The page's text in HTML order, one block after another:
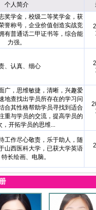
个人简介
奖学金，校级二等奖学金，获
誉称号，企业价值创造实战竞
有普通话二甲证书等，综合能
力强。
、认真、细心
广，思维敏捷，清晰，兴趣爱
地查找出学员所存在的学习问
合其性格帮助学员寻找到适合
重与学员的交流，提高学员的
，开拓学员的思维...
工作尽心敬责，乐于助人，随
山西医科大学，已获大学英语
长绘画、电脑。